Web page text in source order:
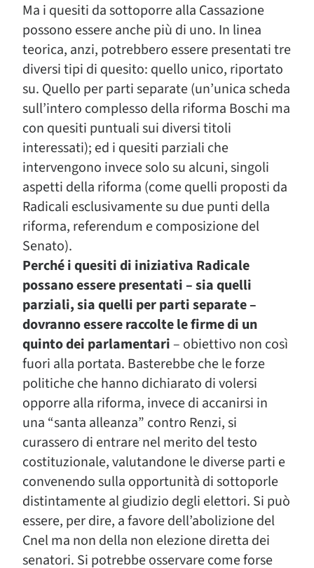
Ma i quesiti da sottoporre alla Cassazione
possono essere anche più di uno. In linea
teorica, anzi, potrebbero essere presentati tre
diversi tipi di quesito: quello unico, riportato
su. Quello per parti separate (un’unica scheda
sull’intero complesso della riforma Boschi ma
con quesiti puntuali sui diversi titoli
interessati); ed i quesiti parziali che
intervengono invece solo su alcuni, singoli
aspetti della riforma (come quelli proposti da
Radicali esclusivamente su due punti della
riforma, referendum e composizione del
Senato).
Perché i quesiti di iniziativa Radicale
possano essere presentati – sia quelli
parziali, sia quelli per parti separate –
dovranno essere raccolte le firme di un
quinto dei parlamentari – obiettivo non così
fuori alla portata. Basterebbe che le forze
politiche che hanno dichiarato di volersi
opporre alla riforma, invece di accanirsi in
una “santa alleanza” contro Renzi, si
curassero di entrare nel merito del testo
costituzionale, valutandone le diverse parti e
convenendo sulla opportunità di sottoporle
distintamente al giudizio degli elettori. Si può
essere, per dire, a favore dell’abolizione del
Cnel ma non della non elezione diretta dei
senatori. Si potrebbe osservare come forse